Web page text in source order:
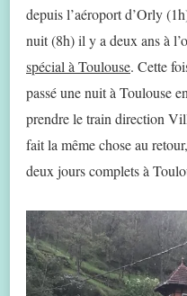
depuis l’aéroport d’Orly
nuit (8h) il y a deux ans à
spécial à Toulouse. Cette
passé une nuit à Toulouse
prendre le train direction
fait la même chose au
deux jours complets à